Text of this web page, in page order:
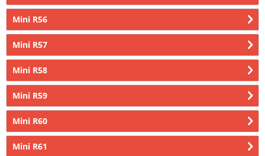
Mini R56
Mini R57
Mini R58
Mini R59
Mini R60
Mini R61